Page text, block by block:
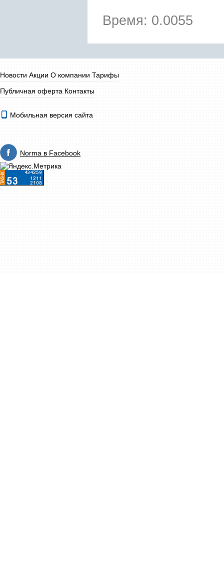
Время: 0.0055
Новости Акции О компании Тарифы
Публичная оферта Контакты
Мобильная версия сайта
Norma в Facebook